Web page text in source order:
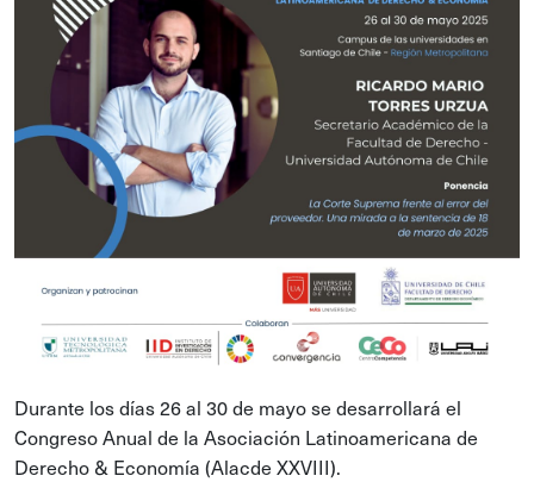
Durante los días 26 al 30 de mayo se desarrollará el
Congreso Anual de la Asociación Latinoamericana de
Derecho & Economía (Alacde XXVIII).